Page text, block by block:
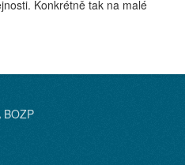
Konkrétně tak na malé
BOZP